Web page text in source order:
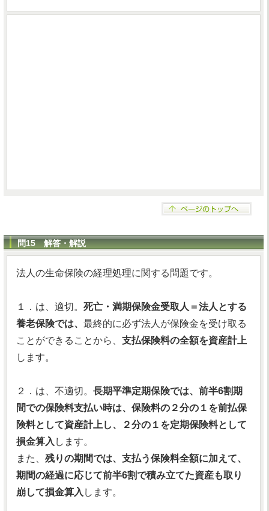
問15 解答・解説
法人の生命保険の経理処理に関する問題です。
１．は、適切。 死亡・満期保険金受取人＝法人とする
養老保険では、 最終的に必ず法人が保険金を受け取る
ことができることから、 支払保険料の全額を資産計上
します。
２．は、不適切。 長期平準定期保険では、前半6割期
間での保険料支払い時は、保険料の２分の１を前払保
険料として資産計上し、２分の１を定期保険料として
損金算入 します。
また、 残りの期間では、支払う保険料全額に加えて、
期間の経過に応じて前半6割で積み立てた資産も取り
崩して損金算入 します。